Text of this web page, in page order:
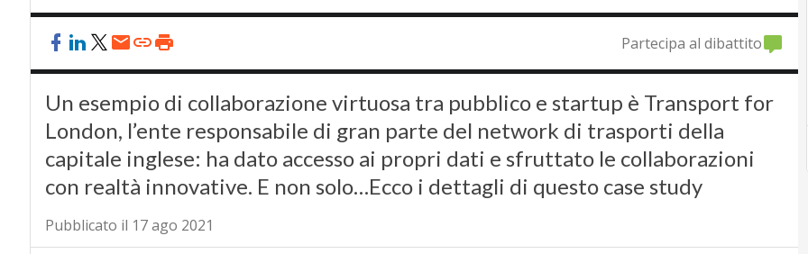
Partecipa al dibattito
Un esempio di collaborazione virtuosa tra pubblico e startup è Transport for
London, l’ente responsabile di gran parte del network di trasporti della
capitale inglese: ha dato accesso ai propri dati e sfruttato le collaborazioni
con realtà innovative. E non solo…Ecco i dettagli di questo case study
Pubblicato il 17 ago 2021